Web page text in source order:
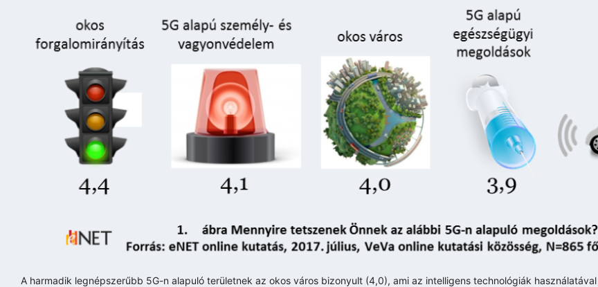
A harmadik legnépszerűbb 5G-n alapuló területnek az okos város bizonyult (4,0), ami az intelligens technológiák